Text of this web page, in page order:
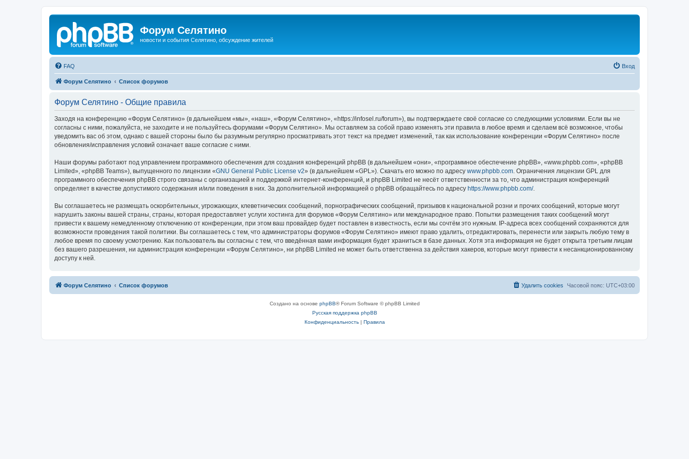
Форум Селятино
новости и события Селятино, обсуждение жителей
FAQ Вход
Форум Селятино Список форумов
Форум Селятино - Общие правила
Заходя на конференцию «Форум Селятино» (в дальнейшем «мы», «наш», «Форум Селятино», «https://infosel.ru/forum»), вы подтверждаете своё согласие со следующими условиями. Если вы не
согласны с ними, пожалуйста, не заходите и не пользуйтесь форумами «Форум Селятино». Мы оставляем за собой право изменять эти правила в любое время и сделаем всё возможное, чтобы
уведомить вас об этом, однако с вашей стороны было бы разумным регулярно просматривать этот текст на предмет изменений, так как использование конференции «Форум Селятино» после
обновления/исправления условий означает ваше согласие с ними.
Наши форумы работают под управлением программного обеспечения для создания конференций phpBB (в дальнейшем «они», «программное обеспечение phpBB», «www.phpbb.com», «phpBB
Limited», «phpBB Teams»), выпущенного по лицензии «GNU General Public License v2» (в дальнейшем «GPL»). Скачать его можно по адресу www.phpbb.com . Ограничения лицензии GPL для
программного обеспечения phpBB строго связаны с организацией и поддержкой интернет-конференций, и phpBB Limited не несёт ответственности за то, что администрация конференций
определяет в качестве допустимого содержания и/или поведения в них. За дополнительной информацией о phpBB обращайтесь по адресу https://www.phpbb.com/.
Вы соглашаетесь не размещать оскорбительных, угрожающих, клеветнических сообщений, порнографических сообщений, призывов к национальной розни и прочих сообщений, которые могут
нарушить законы вашей страны, страны, которая предоставляет услуги хостинга для форумов «Форум Селятино» или международное право. Попытки размещения таких сообщений могут
привести к вашему немедленному отключению от конференции, при этом ваш провайдер будет поставлен в известность, если мы сочтём это нужным. IP-адреса всех сообщений сохраняются для
возможности проведения такой политики. Вы соглашаетесь с тем, что администраторы форумов «Форум Селятино» имеют право удалить, отредактировать, перенести или закрыть любую тему в
любое время по своему усмотрению. Как пользователь вы согласны с тем, что введённая вами информация будет храниться в базе данных. Хотя эта информация не будет открыта третьим лицам
без вашего разрешения, ни администрация конференции «Форум Селятино», ни phpBB Limited не может быть ответственна за действия хакеров, которые могут привести к несанкционированному
доступу к ней.
Форум Селятино Список форумов Часовой пояс: UTC+03:00
Удалить cookies
Создано на основе phpBB® Forum Software © phpBB Limited
Русская поддержка phpBB
Конфиденциальность| Правила